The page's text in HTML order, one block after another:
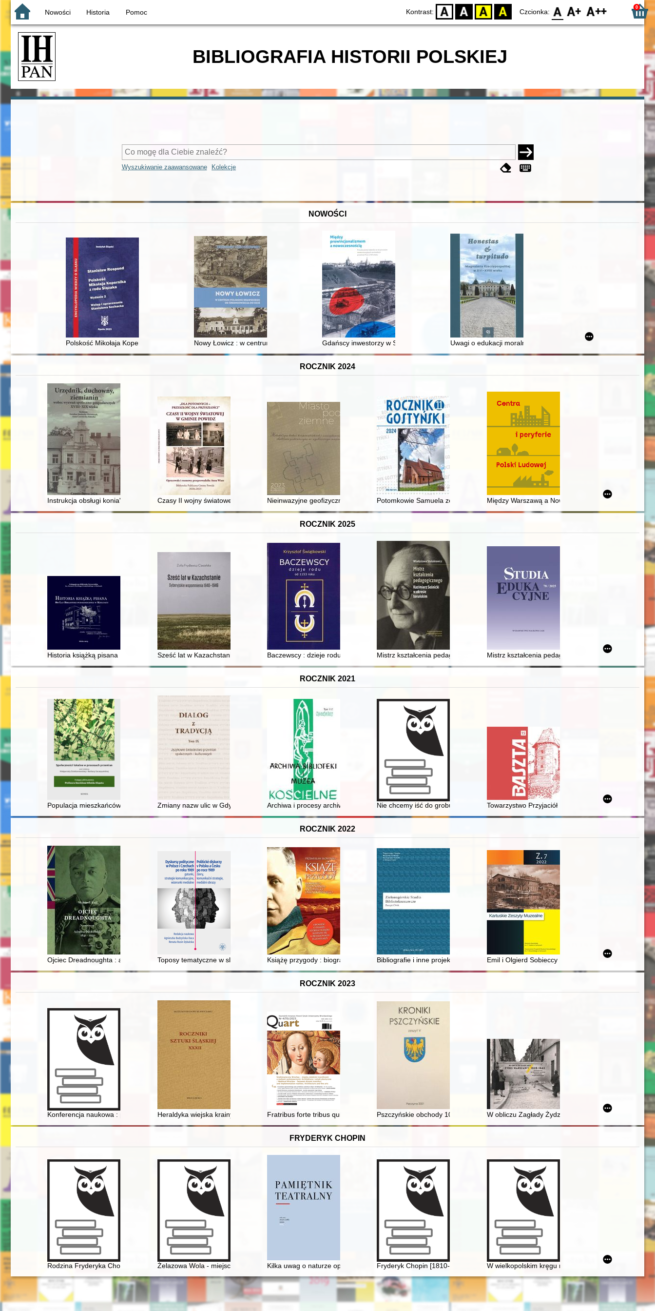
Nowości Historia Pomoc Kontrast: D BW YB BY Czcionka: F0 F1 F2 0
BIBLIOGRAFIA HISTORII POLSKIEJ
Wyszukiwanie zaawansowane Kolekcje
NOWOŚCI
Polskość Mikołaja Kopernika z rodu ŚlązakaNowy Łowicz : w centrum poligonu drawskiego od średniowiecza do dziśGdańscy inwestorzy w Sopocie : prestiż finansowy i towarzyski lokalnego mieszczaństwa w 2. poł. XIX w
Uwagi o edukacji moralnej synów szlacheckich w XVI-wiecznej
ROCZNIK 2024
Instrukcja obsługi konia" w XIX-wiecznym rolnictwie polskim, na przykładzie domeny Ostrowskich herbu Korab = "Horse instruction manual" in nineteeth-century Polish argiculture, on the example
Czasy II wojny światowej w gminie Powidz : "dla potomnych - przeszłość dla przyszłości"
Nieinwazyjne geofizyczne metody badawcze w archeologii : komunikatPotomkowie Samuela ze wsi Gębice : protoplaści rodziny Samulskich z Rozdrażewa w
Między Warszawą a Nowym Sączem: u źródeł
ROCZNIK 2025
Historia książką pisana : 80 lat Biblioteki Pedagogicznej w Kielcach 1945-2025
Sześć lat w Kazachstanie : syberyjskie wspomnienia 1940-1946
Baczewscy : dzieje rodu od 1153 rokuMistrz kształcenia pedagogicznego : Kazimierz Sośnicki w okresie toruńskim
Mistrz kształcenia pedagogicznego - recenzja]
ROCZNIK 2021
Populacja mieszkańców Lublina w latach 1901-2018Zmiany nazw ulic w Gdyni podczas II wojny światowejArchiwa i procesy archiwotwórcze wybranych zgromadzeń zakonnych założonych na ziemiach polskich w XIX i XX wieku -
Nie chcemy iść do grobu za życia" : wokół przeniesienia pensjonariuszy Głównego
Towarzystwo Przyjaciół Muzeum Historyczno-
ROCZNIK 2022
Ojciec Dreadnoughta : admirał John Fisher 1841-1920Toposy tematyczne w sloganach zwycięskich kandydatów wyborów prezydenckich w Polsce w latach 1990-2020 = Topoi in the slogans of winning candidates in
Książę przygody : biografia Ferdynanda Antoniego OssendowskiegoBibliografie i inne projekty Działu Regionalnego Wojewódzkiej i Miejskiej Biblioteki
Emil i Olgierd Sobieccy : losy pierwszego polskiego
ROCZNIK 2023
Konferencja naukowa : prezentacja prac konserwatorskich i działań prewencyjnych zrealizowanych w ramach projektu "Przeszłość Przyszłości. Remont i wyposażenie Muzeum Książąt
Heraldyka wiejska krainy ryb, czapli i bocianówFratribus forte tribus qui fenestras et libros laborant” : szklenie okien klasztoru dominikanów we Wrocławiu na przełomie
Pszczyńskie obchody 100. rocznicy III Powstania ŚląskiegoW obliczu Zagłady Żydzi Warszawy 1939-1943 :
FRYDERYK CHOPIN
Rodzina Fryderyka Chopina na przełomie XVIII i XIX wŻelazowa Wola - miejsce urodzenia Fryderyka ChopinaKilka uwag o naturze opery, czyli dlaczego Fryderyk Chopin nie został twórcą opery narodowej
Fryderyk Chopin [1810-1949] wśród Polaków na obczyźnieW wielkopolskim kręgu rodziny Fryderyka Chopina